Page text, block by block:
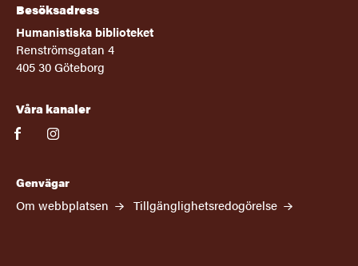
Besöksadress
Humanistiska biblioteket
Renströmsgatan 4
405 30 Göteborg
Våra kanaler
facebookinstagram
Genvägar
Om webbplatsen Tillgänglighetsredogörelse